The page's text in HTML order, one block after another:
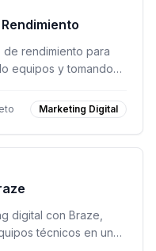
rendimiento para
equipos y tomando
Marketing Digital
digital con Braze,
técnicos en un